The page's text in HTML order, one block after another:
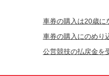
車券の購入は20歳
車券の購入にのめり
公営競技の払戻金を